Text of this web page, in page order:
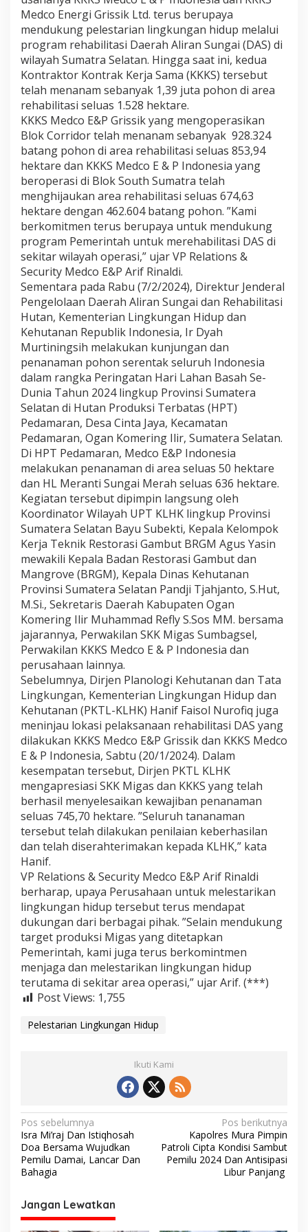
M
e
d
c
o
E
n
e
r
g
i
T
a
n
a
m
1
,
3
9
j
u
t
a
P
o
h
o
n
d
S
u
m
s
e
l
Medco Energi Grissik Ltd. terus berupaya
mendukung pelestarian lingkungan hidup melalui
program rehabilitasi Daerah Aliran Sungai (DAS) di
wilayah Sumatra Selatan. Hingga saat ini, kedua
Kontraktor Kontrak Kerja Sama (KKKS) tersebut
telah menanam sebanyak 1,39 juta pohon di area
rehabilitasi seluas 1.528 hektare.
KKKS Medco E&P Grissik yang mengoperasikan
Blok Corridor telah menanam sebanyak 928.324
batang pohon di area rehabilitasi seluas 853,94
hektare dan KKKS Medco E & P Indonesia yang
beroperasi di Blok South Sumatra telah
menghijaukan area rehabilitasi seluas 674,63
hektare dengan 462.604 batang pohon. ”Kami
berkomitmen terus berupaya untuk mendukung
program Pemerintah untuk merehabilitasi DAS di
sekitar wilayah operasi,” ujar VP Relations &
Security Medco E&P Arif Rinaldi.
Sementara pada Rabu (7/2/2024), Direktur Jenderal
Pengelolaan Daerah Aliran Sungai dan Rehabilitasi
Hutan, Kementerian Lingkungan Hidup dan
Kehutanan Republik Indonesia, Ir Dyah
Murtiningsih melakukan kunjungan dan
penanaman pohon serentak seluruh Indonesia
dalam rangka Peringatan Hari Lahan Basah Se-
Dunia Tahun 2024 lingkup Provinsi Sumatera
Selatan di Hutan Produksi Terbatas (HPT)
Pedamaran, Desa Cinta Jaya, Kecamatan
Pedamaran, Ogan Komering Ilir, Sumatera Selatan.
Di HPT Pedamaran, Medco E&P Indonesia
melakukan penanaman di area seluas 50 hektare
dan HL Meranti Sungai Merah seluas 636 hektare.
Kegiatan tersebut dipimpin langsung oleh
Koordinator Wilayah UPT KLHK lingkup Provinsi
Sumatera Selatan Bayu Subekti, Kepala Kelompok
Kerja Teknik Restorasi Gambut BRGM Agus Yasin
mewakili Kepala Badan Restorasi Gambut dan
Mangrove (BRGM), Kepala Dinas Kehutanan
Provinsi Sumatera Selatan Pandji Tjahjanto, S.Hut,
M.Si., Sekretaris Daerah Kabupaten Ogan
Komering Ilir Muhammad Refly S.Sos MM. bersama
jajarannya, Perwakilan SKK Migas Sumbagsel,
Perwakilan KKKS Medco E & P Indonesia dan
perusahaan lainnya.
Sebelumnya, Dirjen Planologi Kehutanan dan Tata
Lingkungan, Kementerian Lingkungan Hidup dan
Kehutanan (PKTL-KLHK) Hanif Faisol Nurofiq juga
meninjau lokasi pelaksanaan rehabilitasi DAS yang
dilakukan KKKS Medco E&P Grissik dan KKKS Medco
E & P Indonesia, Sabtu (20/1/2024). Dalam
kesempatan tersebut, Dirjen PKTL KLHK
mengapresiasi SKK Migas dan KKKS yang telah
berhasil menyelesaikan kewajiban penanaman
seluas 745,70 hektare. ”Seluruh tananaman
tersebut telah dilakukan penilaian keberhasilan
dan telah diserahterimakan kepada KLHK,” kata
Hanif.
VP Relations & Security Medco E&P Arif Rinaldi
berharap, upaya Perusahaan untuk melestarikan
lingkungan hidup tersebut terus mendapat
dukungan dari berbagai pihak. ”Selain mendukung
target produksi Migas yang ditetapkan
Pemerintah, kami juga terus berkomintmen
menjaga dan melestarikan lingkungan hidup
terutama di sekitar area operasi,” ujar Arif. (***)
Post Views: 1,755
Pelestarian Lingkungan Hidup
Ikuti Kami
N
a
v
i
g
a
Pos sebelumnya
Isra Mi’raj Dan Istiqhosah
Doa Bersama Wujudkan
Pemilu Damai, Lancar Dan
Bahagia
Pos berikutnya
Kapolres Mura Pimpin
Patroli Cipta Kondisi Sambut
Pemilu 2024 Dan Antisipasi
Libur Panjang
Jangan Lewatkan